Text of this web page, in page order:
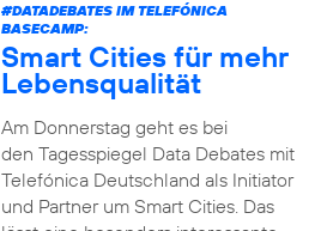
#DATADEBATESIM TELEFÓNICA
BASECAMP:
Smart Cities für mehr
Lebensqualität
Am Donnerstag geht es bei
den Tagesspiegel Data Debates mit
Telefónica Deutschland als Initiator
und Partner um Smart Cities. Das